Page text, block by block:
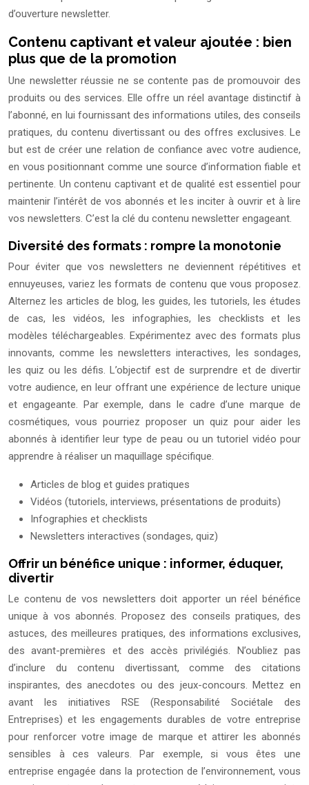
d’ouverture newsletter.
Contenu captivant et valeur ajoutée : bien
plus que de la promotion
Une newsletter réussie ne se contente pas de promouvoir des
produits ou des services. Elle offre un réel avantage distinctif à
l’abonné, en lui fournissant des informations utiles, des conseils
pratiques, du contenu divertissant ou des offres exclusives. Le
but est de créer une relation de confiance avec votre audience,
en vous positionnant comme une source d’information fiable et
pertinente. Un contenu captivant et de qualité est essentiel pour
maintenir l’intérêt de vos abonnés et les inciter à ouvrir et à lire
vos newsletters. C’est la clé du contenu newsletter engageant.
Diversité des formats : rompre la monotonie
Pour éviter que vos newsletters ne deviennent répétitives et
ennuyeuses, variez les formats de contenu que vous proposez.
Alternez les articles de blog, les guides, les tutoriels, les études
de cas, les vidéos, les infographies, les checklists et les
modèles téléchargeables. Expérimentez avec des formats plus
innovants, comme les newsletters interactives, les sondages,
les quiz ou les défis. L’objectif est de surprendre et de divertir
votre audience, en leur offrant une expérience de lecture unique
et engageante. Par exemple, dans le cadre d’une marque de
cosmétiques, vous pourriez proposer un quiz pour aider les
abonnés à identifier leur type de peau ou un tutoriel vidéo pour
apprendre à réaliser un maquillage spécifique.
Articles de blog et guides pratiques
Vidéos (tutoriels, interviews, présentations de produits)
Infographies et checklists
Newsletters interactives (sondages, quiz)
Offrir un bénéfice unique : informer, éduquer,
divertir
Le contenu de vos newsletters doit apporter un réel bénéfice
unique à vos abonnés. Proposez des conseils pratiques, des
astuces, des meilleures pratiques, des informations exclusives,
des avant-premières et des accès privilégiés. N’oubliez pas
d’inclure du contenu divertissant, comme des citations
inspirantes, des anecdotes ou des jeux-concours. Mettez en
avant les initiatives RSE (Responsabilité Sociétale des
Entreprises) et les engagements durables de votre entreprise
pour renforcer votre image de marque et attirer les abonnés
sensibles à ces valeurs. Par exemple, si vous êtes une
entreprise engagée dans la protection de l’environnement, vous